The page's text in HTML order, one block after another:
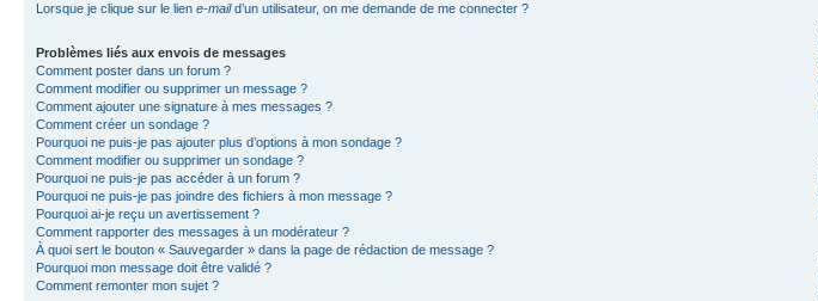
Lorsque je clique sur le lien e-maild’un utilisateur, on me demande de me connecter ?
Problèmes liés aux envois de messages
Comment poster dans un forum ?
Comment modifier ou supprimer un message ?
Comment ajouter une signature à mes messages ?
Comment créer un sondage ?
Pourquoi ne puis-je pas ajouter plus d’options à mon sondage ?
Comment modifier ou supprimer un sondage ?
Pourquoi ne puis-je pas accéder à un forum ?
Pourquoi ne puis-je pas joindre des fichiers à mon message ?
Pourquoi ai-je reçu un avertissement ?
Comment rapporter des messages à un modérateur ?
À quoi sert le bouton « Sauvegarder » dans la page de rédaction de message ?
Pourquoi mon message doit être validé ?
Comment remonter mon sujet ?